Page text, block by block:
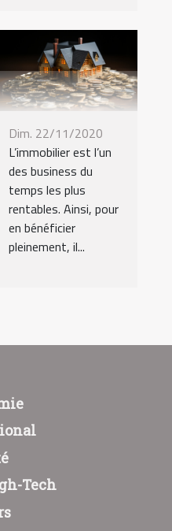
Dim. 22/11/2020
L’immobilier est l’un
des business du
temps les plus
rentables. Ainsi, pour
en bénéficier
pleinement, il...
Tech